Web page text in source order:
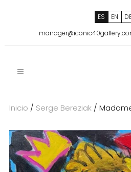
ES EN
Inicio / Serge Bereziak/